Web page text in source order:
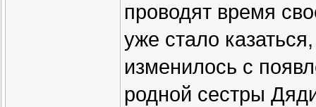
проводят время
уже стало
изменилось с
родной сестры